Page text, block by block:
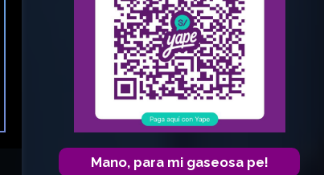
Mano, para mi gaseosa pe!